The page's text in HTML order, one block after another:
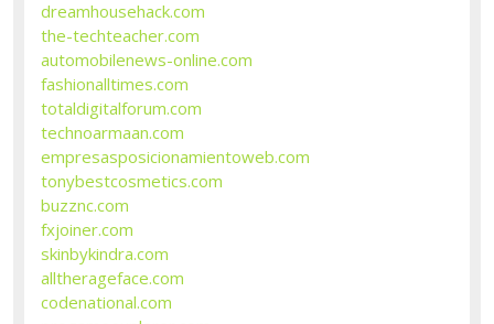
dreamhousehack.com
the-techteacher.com
automobilenews-online.com
fashionalltimes.com
totaldigitalforum.com
technoarmaan.com
empresasposicionamientoweb.com
tonybestcosmetics.com
buzznc.com
fxjoiner.com
skinbykindra.com
alltherageface.com
codenational.com